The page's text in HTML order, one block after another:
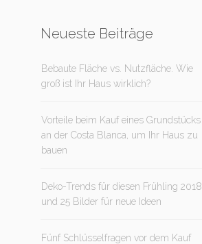
Neueste Beiträge
Bebaute Fläche vs. Nutzfläche. Wie
groß ist Ihr Haus wirklich?
Vorteile beim Kauf eines Grundstücks
an der Costa Blanca, um Ihr Haus zu
bauen
Deko-Trends für diesen Frühling 2018
und 25 Bilder für neue Ideen
Fünf Schlüsselfragen vor dem Kauf